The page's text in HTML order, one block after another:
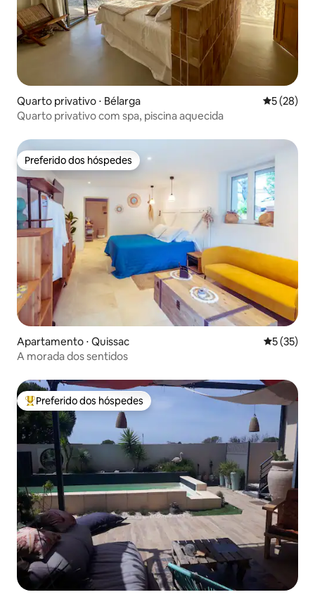
Quarto privativo ⋅ Bélarga 5 de uma
5 (28)
Quarto privativo com spa, piscina aquecida
Preferido dos hóspedes
Preferido dos hóspedes
Apartamento ⋅ Quissac 5 de uma
5 (35)
A morada dos sentidos
Entre os melhores preferidos dos hóspedes
Preferido dos hóspedes